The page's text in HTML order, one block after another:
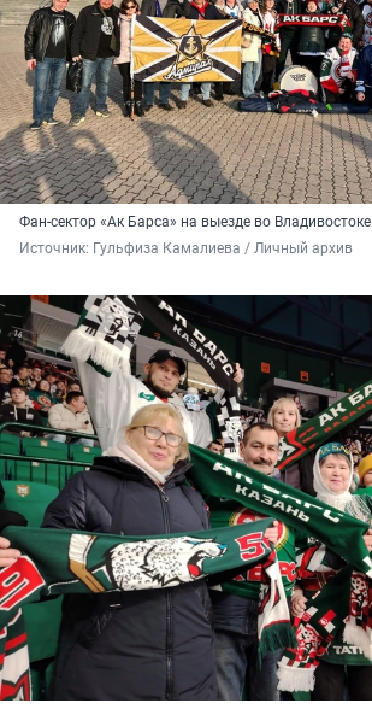
Фан-сектор «Ак Барса» на выезде во Владивостоке
Источник: Гульфиза Камалиева / Личный архив